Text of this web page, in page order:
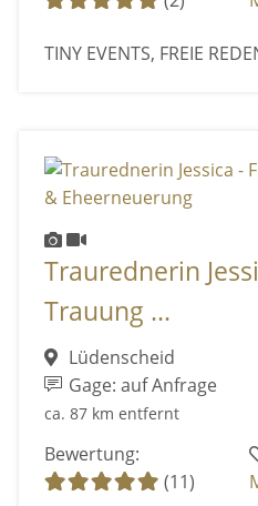
TINY EVENTS, FREIE
Traurednerin
Trauung ...
Lüdenscheid
Gage: auf Anfrage
ca. 87 km entfernt
Bewertung:
(11)